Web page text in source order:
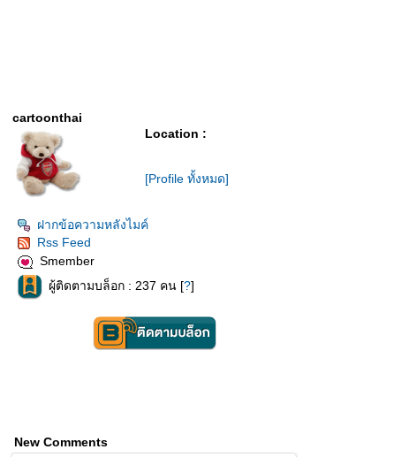
cartoonthai
Location :
[Profile ทั้งหมด]
ฝากข้อความหลังไมค์
Rss Feed
Smember
ผู้ติดตามบล็อก : 237 คน [?]
New Comments